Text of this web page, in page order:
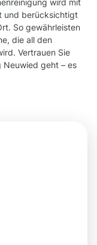
wird mit
und berücksichtigt
So gewährleisten
die all den
Vertrauen Sie
Neuwied geht – es